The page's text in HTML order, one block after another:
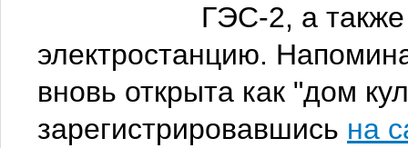
ГЭС-2, а
электростанцию.
вновь открыта как "дом
зарегистрировавшись на